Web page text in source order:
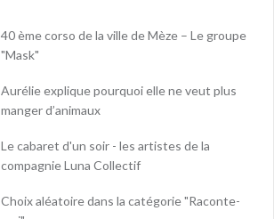
40 ème corso de la ville de Mèze – Le groupe
"Mask"
Aurélie explique pourquoi elle ne veut plus
manger d’animaux
Le cabaret d'un soir - les artistes de la
compagnie Luna Collectif
Choix aléatoire dans la catégorie "Raconte-